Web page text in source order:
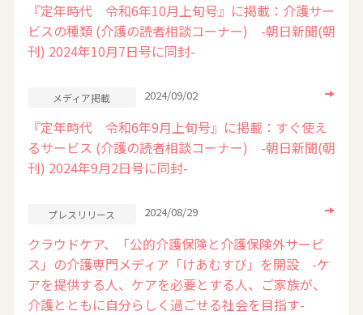
『定年時代 令和6年10月上旬号』に掲載：介護サー
ビスの種類 (介護の読者相談コーナー) -朝日新聞(朝
刊) 2024年10月7日号に同封-
メディア掲載 2024/09/02
『定年時代 令和6年9月上旬号』に掲載：すぐ使え
るサービス (介護の読者相談コーナー) -朝日新聞(朝
刊) 2024年9月2日号に同封-
プレスリリース 2024/08/29
クラウドケア、「公的介護保険と介護保険外サービ
ス」の介護専門メディア「けあむすび」を開設 -ケ
アを提供する人、ケアを必要とする人、ご家族が、
介護とともに自分らしく過ごせる社会を目指す-